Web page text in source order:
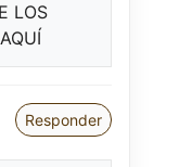
LOS
Responder